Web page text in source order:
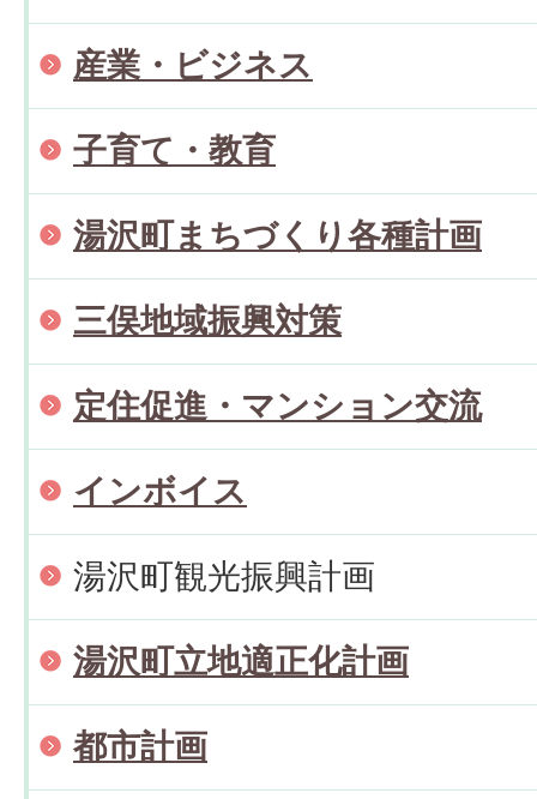
産業・ビジネス
子育て・教育
湯沢町まちづくり各種計画
三俣地域振興対策
定住促進・マンション交流
インボイス
湯沢町観光振興計画
湯沢町立地適正化計画
都市計画